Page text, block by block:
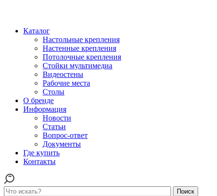
Каталог
Настольные крепления
Настенные крепления
Потолочные крепления
Стойки мультимедиа
Видеостены
Рабочие места
Столы
О бренде
Информация
Новости
Статьи
Вопрос-ответ
Документы
Где купить
Контакты
Поиск